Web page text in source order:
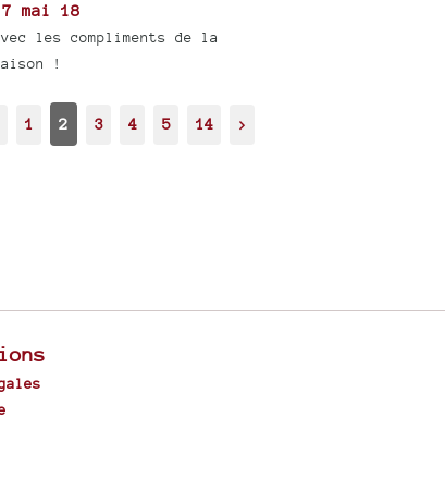
mai 18
les compliments de la
!
1 2 3 4 5 14 >